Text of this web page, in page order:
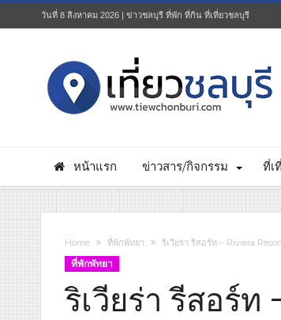
วันที่ 8 สิงหาคม 2026 | ข่าวชลบุรี ที่พัก ที่กิน ที่เที่ยวชลบุรี
หน้าแรก ข่าวสาร/กิจกรรม ที่เ
Home ที่พักพัทยา ริเวียร่า รีสอร์ท – Riviera
ที่พักพัทยา
ริเวียร่า รีสอร์ท